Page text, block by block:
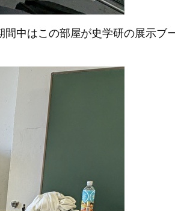
中はこの部屋が史学研の展示ブ